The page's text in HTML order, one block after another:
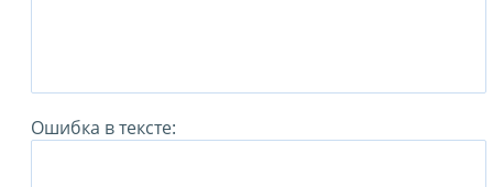
Ошибка в тексте: